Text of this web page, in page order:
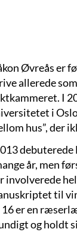
Øvreås er
allerede
I
i
hus”, der
debuterede
år, men
involverede
til
16 er en
og holdt